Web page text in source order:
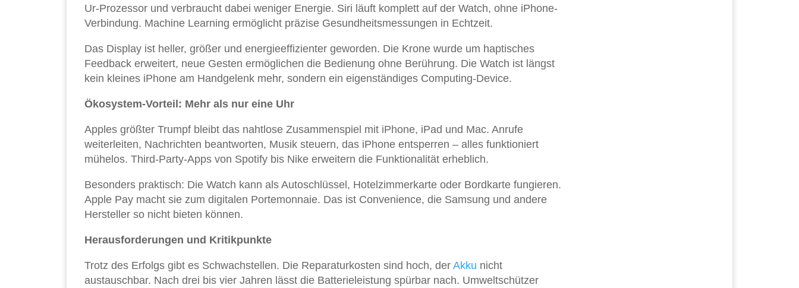
Ur-Prozessor und verbraucht dabei weniger Energie. Siri läuft komplett auf der Watch, ohne iPhone-
Verbindung. Machine Learning ermöglicht präzise Gesundheitsmessungen in Echtzeit.
Das Display ist heller, größer und energieeffizienter geworden. Die Krone wurde um haptisches
Feedback erweitert, neue Gesten ermöglichen die Bedienung ohne Berührung. Die Watch ist längst
kein kleines iPhone am Handgelenk mehr, sondern ein eigenständiges Computing-Device.
Ökosystem-Vorteil: Mehr als nur eine Uhr
Apples größter Trumpf bleibt das nahtlose Zusammenspiel mit iPhone, iPad und Mac. Anrufe
weiterleiten, Nachrichten beantworten, Musik steuern, das iPhone entsperren – alles funktioniert
mühelos. Third-Party-Apps von Spotify bis Nike erweitern die Funktionalität erheblich.
Besonders praktisch: Die Watch kann als Autoschlüssel, Hotelzimmerkarte oder Bordkarte fungieren.
Apple Pay macht sie zum digitalen Portemonnaie. Das ist Convenience, die Samsung und andere
Hersteller so nicht bieten können.
Herausforderungen und Kritikpunkte
Trotz des Erfolgs gibt es Schwachstellen. Die Reparaturkosten sind hoch, der Akku nicht
austauschbar. Nach drei bis vier Jahren lässt die Batterieleistung spürbar nach. Umweltschützer